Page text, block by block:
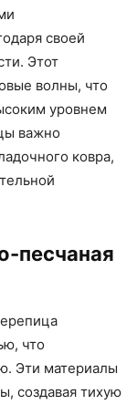
своей
Этот
волны, что
уровнем
важно
ковра,
песчаная
что
Эти материалы
создавая тихую